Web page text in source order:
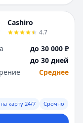
Cashiro
4.7
до 30 000 ₽
до 30 дней
Среднее
карту 24/7 Срочно